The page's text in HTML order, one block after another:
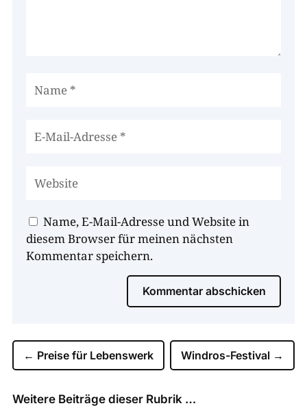
Name, E-Mail-Adresse und Website in
diesem Browser für meinen nächsten
Kommentar speichern.
Kommentar abschicken
← Preise für Lebenswerk Windros-Festival →
Weitere Beiträge dieser Rubrik …